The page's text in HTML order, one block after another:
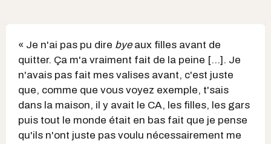
« Je n'ai pas pu dire byeaux filles avant de
quitter. Ça m'a vraiment fait de la peine [...]. Je
n'avais pas fait mes valises avant, c'est juste
que, comme que vous voyez exemple, t'sais
dans la maison, il y avait le CA, les filles, les gars
puis tout le monde était en bas fait que je pense
qu'ils n'ont juste pas voulu nécessairement me